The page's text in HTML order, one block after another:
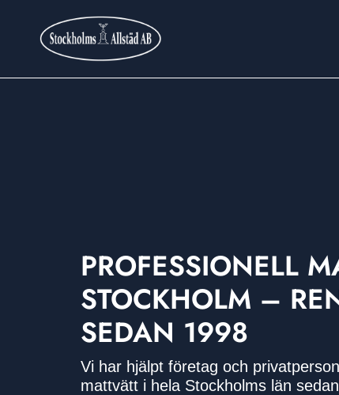
PROFESSIONELL
STOCKHOLM –
SEDAN 1998
Vi har hjälpt företag och
mattvätt i hela Stockholms län